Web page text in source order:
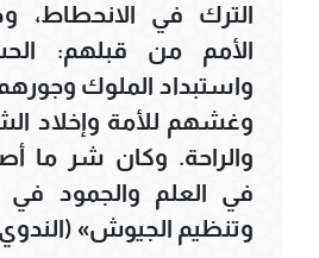
الترك في الانحطاط،
الأمم من قبلهم:
واستبداد الملوك وجورهم،
وغشهم للأمة وإخلاد
والراحة. وكان شر ما
في العلم والجمود في
وتنظيم الجيوش» (الندوي،